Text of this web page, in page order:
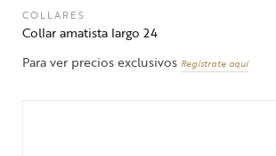
COLLARES
Collar amatista largo 24
Para ver precios exclusivos Regístrate aquí